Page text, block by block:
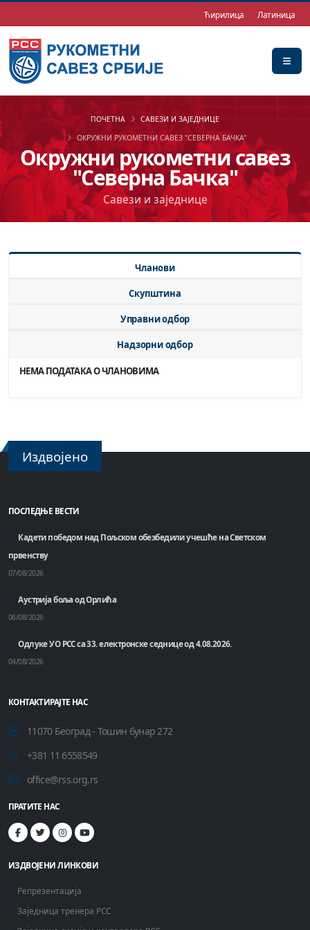
Ћирилица Латиница
Окружни рукометни савез
"Северна Бачка"
Савези и заједнице
ПОЧЕТНА
САВЕЗИ И ЗАЈЕДНИЦЕ
ОКРУЖНИ РУКОМЕТНИ САВЕЗ "СЕВЕРНА БАЧКА"
Чланови
Скупштина
Управни одбор
Надзорни одбор
НЕМА ПОДАТАКА О ЧЛАНОВИМА
Издвојено
ПОСЛЕДЊЕ ВЕСТИ
Кадети победом над Пољском обезбедили учешће на Светском
првенству
07/08/2026
Аустрија боља од Орлића
06/08/2026
Одлуке УО РСС са 33. електронске седнице од 4.08.2026.
04/08/2026
КОНТАКТИРАЈТЕ НАС
11070 Београд - Тошин бунар 272
+381 11 6558549
office@rss.org.rs
ПРАТИТЕ НАС
ИЗДВОЈЕНИ ЛИНКОВИ
Репрезентација
Заједница тренера РСС